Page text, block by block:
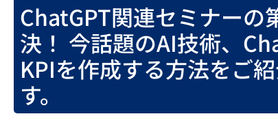
ChatGPT関連セミナーの
決！ 今話題のAI技術、
KPIを作成する方法をご
す。